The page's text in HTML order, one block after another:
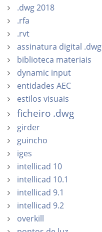
.dwg 2018
.rfa
.rvt
assinatura digital .dwg
biblioteca materiais
dynamic input
entidades AEC
estilos visuais
ficheiro .dwg
girder
guincho
iges
intellicad 10
intellicad 10.1
intellicad 9.1
intellicad 9.2
overkill